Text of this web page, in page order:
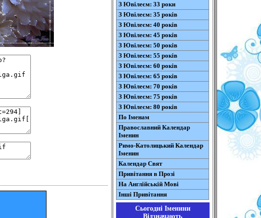
З Ювілеєм: 33 роки
З Ювілеєм: 35 років
З Ювілеєм: 40 років
З Ювілеєм: 45 років
З Ювілеєм: 50 років
З Ювілеєм: 55 років
З Ювілеєм: 60 років
З Ювілеєм: 65 років
З Ювілеєм: 70 років
З Ювілеєм: 75 років
З Ювілеєм: 80 років
По Іменам
Православний Календар
Іменин
Римо-Католицький Календар
Іменин
Календар Свят
Привітання в Прозі
На Англійській Мові
Інші Привітання
Сьогодні Іменини
Відзначають